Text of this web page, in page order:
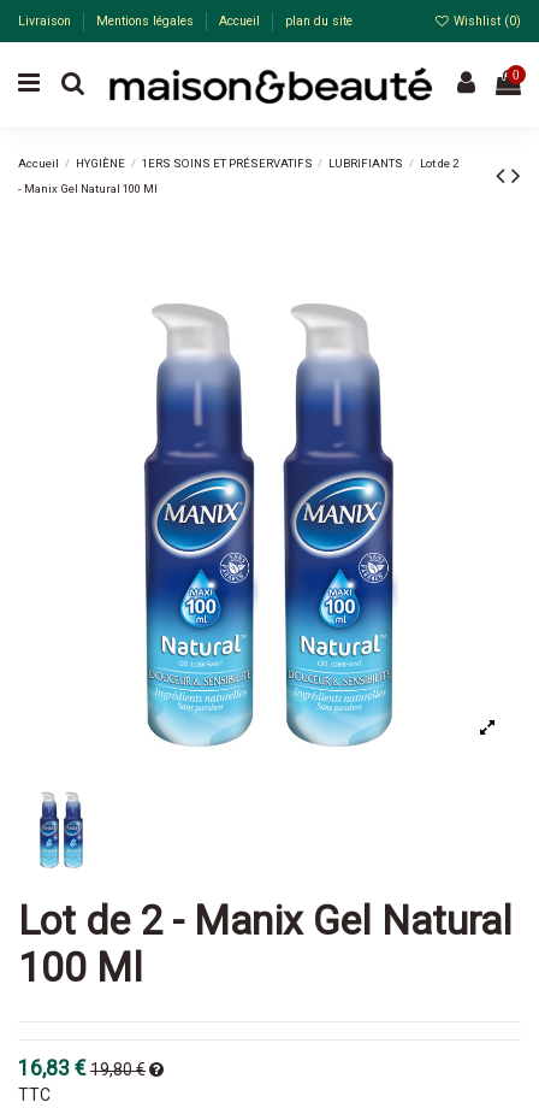
Livraison Mentions légales Accueil plan du site Wishlist (0)
0
Accueil HYGIÈNE 1ERS SOINS ET PRÉSERVATIFS LUBRIFIANTS
Lot de 2
- Manix Gel Natural 100 Ml
Lot de 2 - Manix Gel Natural
100 Ml
16,83 €19,80 €
TTC